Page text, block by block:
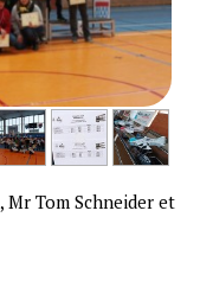
Tom Schneider et